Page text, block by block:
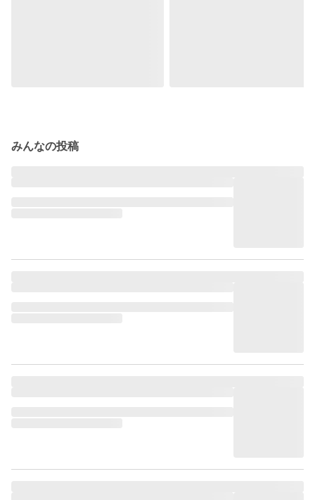
みんなの投稿